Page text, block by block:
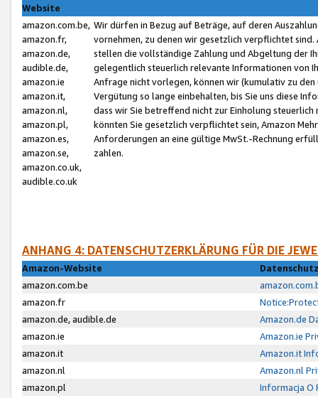
Website
amazon.com.be,
amazon.fr,
amazon.de,
audible.de,
amazon.ie
amazon.it,
amazon.nl,
amazon.pl,
amazon.es,
amazon.se,
amazon.co.uk,
audible.co.uk
Wir dürfen in Bezug auf Beträge, auf deren
vornehmen, zu denen wir gesetzlich verpflichtet
stellen die vollständige Zahlung und Abgeltung der
gelegentlich steuerlich relevante Informationen von
Anfrage nicht vorlegen, können wir (kumulativ zu
Vergütung so lange einbehalten, bis Sie uns diese
dass wir Sie betreffend nicht zur Einholung
könnten Sie gesetzlich verpflichtet sein, Amazon
Anforderungen an eine gültige MwSt.-Rechnung
zahlen.
ANHANG 4: DATENSCHUTZERKLÄRUNG FÜR DIE
Amazon-Website
amazon.com.be
amazon.fr
amazon.de, audible.de
Amazon.de
amazon.ie
Amazon.ie
amazon.it
Amazon.it
amazon.nl
Amazon.nl
amazon.pl
Informacja O